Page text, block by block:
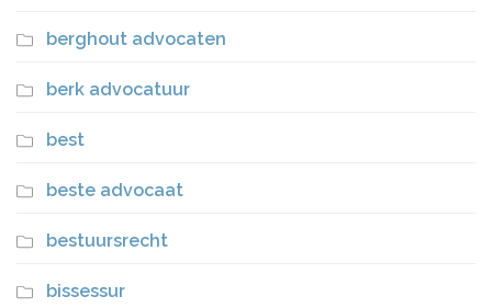
berghout advocaten
berk advocatuur
best
beste advocaat
bestuursrecht
bissessur